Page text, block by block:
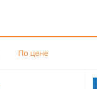
По цене